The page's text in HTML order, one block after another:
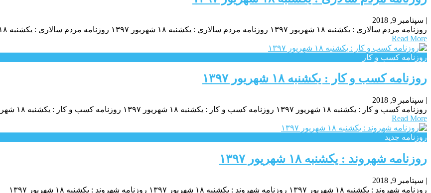
| سپتامبر 9, 2018
روزنامه مردم سالاری : یکشنبه‌ ۱۸ شهريور ۱۳۹۷ روزنامه مردم سالاری : یکشنبه‌ ۱۸ شهريور ۱۳۹۷ روزنامه مردم سالاری : یکشنبه‌ ۱۸ شهريور ۱۳۹۷
Read More
روزنامه كسب و كار
روزنامه كسب و كار : یکشنبه‌ ۱۸ شهريور ۱۳۹۷
| سپتامبر 9, 2018
روزنامه كسب و كار : یکشنبه‌ ۱۸ شهريور ۱۳۹۷ روزنامه كسب و كار : یکشنبه‌ ۱۸ شهريور ۱۳۹۷ روزنامه كسب و كار : یکشنبه‌ ۱۸ شهريور ۱۳۹۷
Read More
روزنامه جدید
روزنامه شهروند : یکشنبه‌ ۱۸ شهريور ۱۳۹۷
| سپتامبر 9, 2018
روزنامه شهروند : یکشنبه‌ ۱۸ شهريور ۱۳۹۷ روزنامه شهروند : یکشنبه‌ ۱۸ شهريور ۱۳۹۷ روزنامه شهروند : یکشنبه‌ ۱۸ شهريور ۱۳۹۷